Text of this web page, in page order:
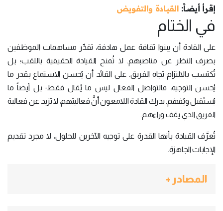
إقرأ أيضاً: القيادة والتفويض
في الختام
على القادة أن يبنوا ثقافة عمل هادفة، تقدِّر مساهمات الموظفين
بصرف النظر عن مناصبهم. لا تُمنح القيادة الحقيقية باللقب؛ بل
تُكتسب بالالتزام تجاه الفريق. على القائد أن يُحسن الاستماع بقدر ما
يُحسن التوجيه، فالتواصل الفعال ليس ما يُقال فقط؛ بل أيضاً ما
يُستَقبل ويُفهَم. يدرك القادة اللامعون أنَّ فعاليتهم، لا تزيد عن فعالية
الفريق الذي يقف وراءهم.
تُعرَّف القيادة بأنها القدرة على توجيه الآخرين للحلول، لا مجرد تقديم
الإجابات الجاهزة.
المصادر +